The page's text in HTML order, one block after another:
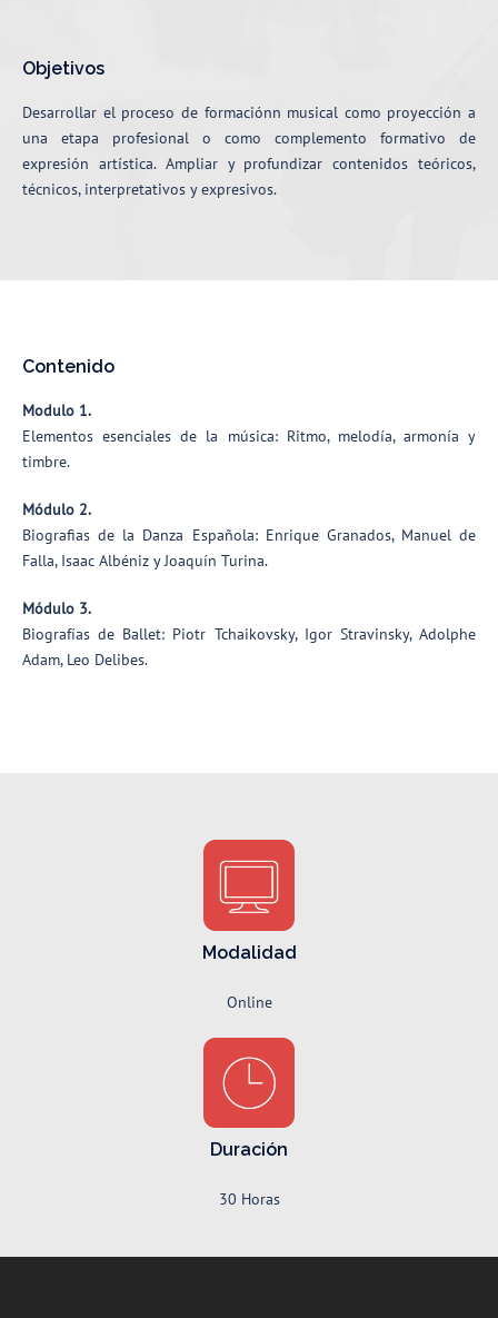
Objetivos
Desarrollar el proceso de formaciónn musical como proyección a
una etapa profesional o como complemento formativo de
expresión artística. Ampliar y profundizar contenidos teóricos,
técnicos, interpretativos y expresivos.
Contenido
Modulo 1.
Elementos esenciales de la música: Ritmo, melodía, armonía y
timbre.
Módulo 2.
Biografias de la Danza Española: Enrique Granados, Manuel de
Falla, Isaac Albéniz y Joaquín Turina.
Módulo 3.
Biografías de Ballet: Piotr Tchaikovsky, Igor Stravinsky, Adolphe
Adam, Leo Delibes.
Modalidad
Online
Duración
30 Horas